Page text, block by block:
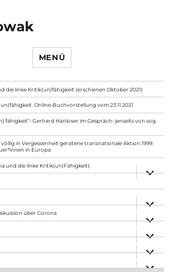
MENÜ
die linke Kritik(un)fähigkeit (erschienen Oktober 2021)
Online-Buchvorstellung vom 23.11.2021
fähigkeit“- Gerhard Hanloser im Gespräch- jenseits von sog.
in Vergessenheit geratene transnationale Aktion 1999:
in Europa
und die linke Kritik(un)Fähigkeit).
anzeigen
anzeigen
über Corona
anzeigen
anzeigen
anzeigen